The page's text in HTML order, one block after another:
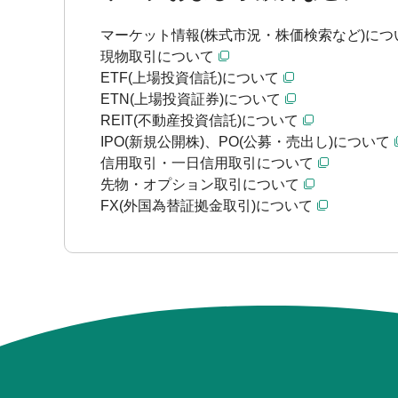
マーケット情報(株式市況・株価検索など)につ
現物取引について
ETF(上場投資信託)について
ETN(上場投資証券)について
REIT(不動産投資信託)について
IPO(新規公開株)、PO(公募・売出し)について
信用取引・一日信用取引について
先物・オプション取引について
FX(外国為替証拠金取引)について